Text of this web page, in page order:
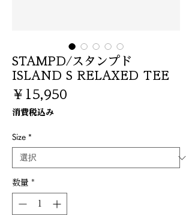
STAMPD/スタンプド
ISLAND S RELAXED TEE
￥15,950
消費税込み
Size *
数量 *